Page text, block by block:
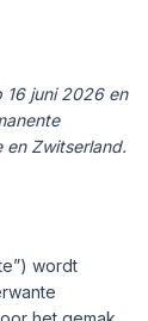
juni 2026 en
en Zwitserland.
wordt
diversen